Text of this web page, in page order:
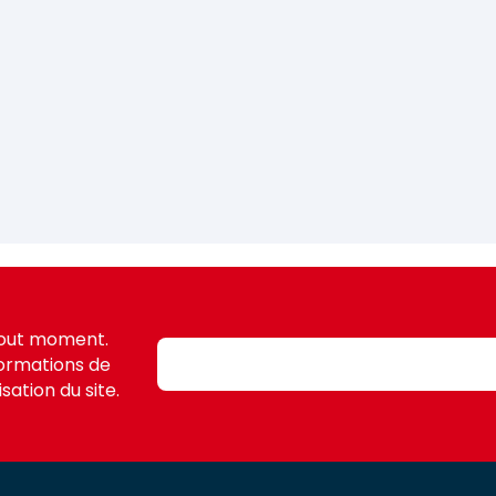
moment.
de
du site.